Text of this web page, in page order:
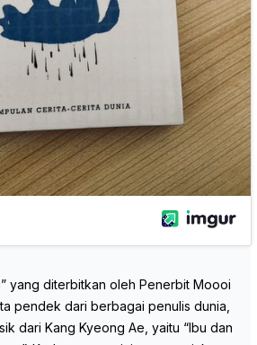
yang diterbitkan oleh Penerbit Moooi
pendek dari berbagai penulis dunia,
dari Kang Kyeong Ae, yaitu “Ibu dan